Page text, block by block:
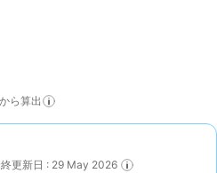
ら算出
更新日 : 29 May 2026